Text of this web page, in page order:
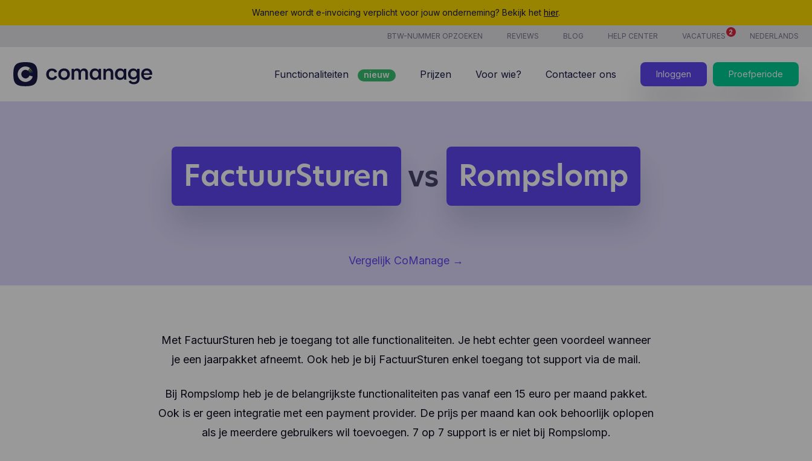
Wanneer wordt e-invoicing verplicht voor jouw onderneming? Bekijk het hier.
BTW-NUMMER OPZOEKEN REVIEWS BLOG HELP CENTER VACATURES 2 NEDERLANDS
Functionaliteiten nieuw
Offertes
Uurregistratie
Producten & Diensten
Prijzen Voor wie? Contacteer ons Inloggen Proefperiode
FactuurSturen vs Rompslomp
Vergelijk CoManage →
Met FactuurSturen heb je toegang tot alle functionaliteiten. Je hebt echter geen voordeel wanneer
je een jaarpakket afneemt. Ook heb je bij FactuurSturen enkel toegang tot support via de mail.
Bij Rompslomp heb je de belangrijkste functionaliteiten pas vanaf een 15 euro per maand pakket.
Ook is er geen integratie met een payment provider. De prijs per maand kan ook behoorlijk oplopen
als je meerdere gebruikers wil toevoegen. 7 op 7 support is er niet bij Rompslomp.